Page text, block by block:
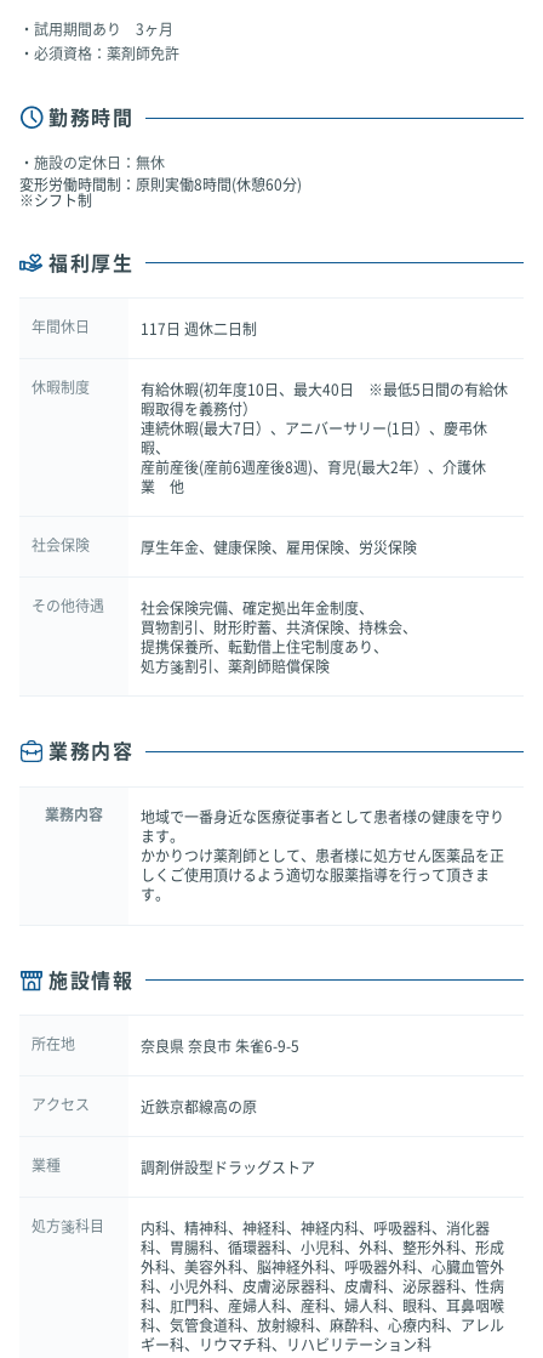
試用期間あり 3ヶ月
必須資格：薬剤師免許
勤務時間
施設の定休日：無休
変形労働時間制：原則実働8時間(休憩60分)
※シフト制
福利厚生
年間休日 117日 週休二日制
休暇制度
有給休暇(初年度10日、最大40日 ※最低5日間の有給休
暇取得を義務付）
連続休暇(最大7日）、アニバーサリー(1日）、慶弔休
暇、
産前産後(産前6週産後8週)、育児(最大2年）、介護休
業 他
社会保険 厚生年金、健康保険、雇用保険、労災保険
その他待遇
社会保険完備、確定拠出年金制度、
買物割引、財形貯蓄、共済保険、持株会、
提携保養所、転勤借上住宅制度あり、
処方箋割引、薬剤師賠償保険
業務内容
業務内容
地域で一番身近な医療従事者として患者様の健康を守り
ます。
かかりつけ薬剤師として、患者様に処方せん医薬品を正
しくご使用頂けるよう適切な服薬指導を行って頂きま
す。
施設情報
所在地 奈良県 奈良市 朱雀6-9-5
アクセス 近鉄京都線高の原
業種 調剤併設型ドラッグストア
処方箋科目
内科、精神科、神経科、神経内科、呼吸器科、消化器
科、胃腸科、循環器科、小児科、外科、整形外科、形成
外科、美容外科、脳神経外科、呼吸器外科、心臓血管外
科、小児外科、皮膚泌尿器科、皮膚科、泌尿器科、性病
科、肛門科、産婦人科、産科、婦人科、眼科、耳鼻咽喉
科、気管食道科、放射線科、麻酔科、心療内科、アレル
ギー科、リウマチ科、リハビリテーション科